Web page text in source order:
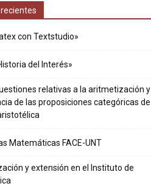
con Textstudio»
del Interés»
relativas a la aritmetización y
de las proposiciones categóricas de
Matemáticas FACE-UNT
y extensión en el Instituto de